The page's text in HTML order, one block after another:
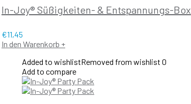
In-Joy® Süßigkeiten- & Entspannungs-Box
€11,45
In den Warenkorb +
Added to wishlistRemoved from wishlist 0
Add to compare